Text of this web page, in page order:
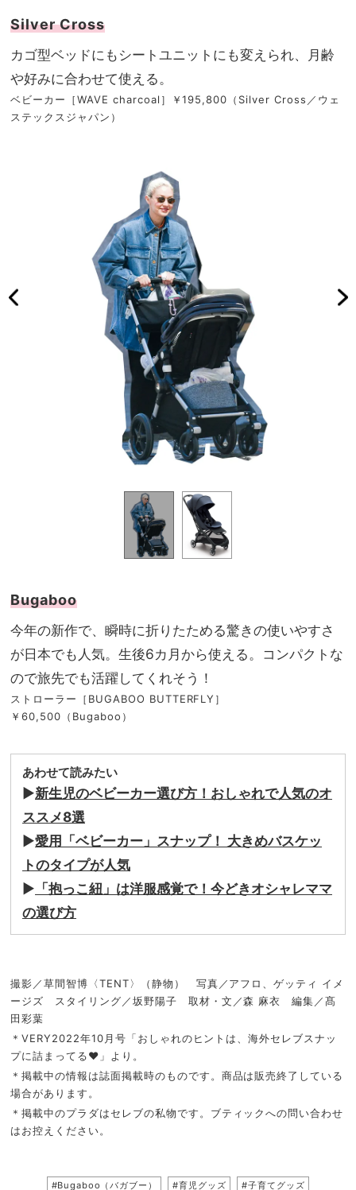
Silver Cross
カゴ型ベッドにもシートユニットにも変えられ、月齢
や好みに合わせて使える。
ベビーカー［WAVE charcoal］￥195,800（Silver Cross／ウェ
ステックスジャパン）
Bugaboo
今年の新作で、瞬時に折りたためる驚きの使いやすさ
が日本でも人気。生後6カ月から使える。コンパクトな
ので旅先でも活躍してくれそう！
ストローラー［BUGABOO BUTTERFLY］
￥60,500（Bugaboo）
あわせて読みたい
▶︎新生児のベビーカー選び方！おしゃれで人気のオ
ススメ8選
▶︎愛用「ベビーカー」スナップ！ 大きめバスケッ
トのタイプが人気
▶︎ 「抱っこ紐」は洋服感覚で！今どきオシャレママ
の選び方
撮影／草間智博〈TENT〉（静物） 写真／アフロ、ゲッティ イメ
ージズ スタイリング／坂野陽子 取材・文／森 麻衣 編集／髙
田彩葉
＊VERY2022年10月号「おしゃれのヒントは、海外セレブスナッ
プに詰まってる♥」より。
＊掲載中の情報は誌面掲載時のものです。商品は販売終了している
場合があります。
＊掲載中のプラダはセレブの私物です。ブティックへの問い合わせ
はお控えください。
#Bugaboo（バガブー） #育児グッズ #子育てグッズ